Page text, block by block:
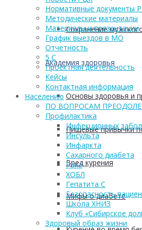
Сохранение
Академия здоровья
Основы здоровья и
Пищевые привычки
Вред курения
Мифы о диабете
Нормативные документы
Методические материалы
Материалы и презентации
График выездов в МО
Отчетность
5 С
Проектная деятельность
Кейсы
Контактная информация
Населению
ПО ВОПРОСАМ
Профилактика
Инфекционных
Инсульта
Инфаркта
Сахарного диабета
Рака
ХОБЛ
Гепатита С
Безопасность
Школа ХНИЗ
Клуб «Сибирское
Здоровый образ жизни